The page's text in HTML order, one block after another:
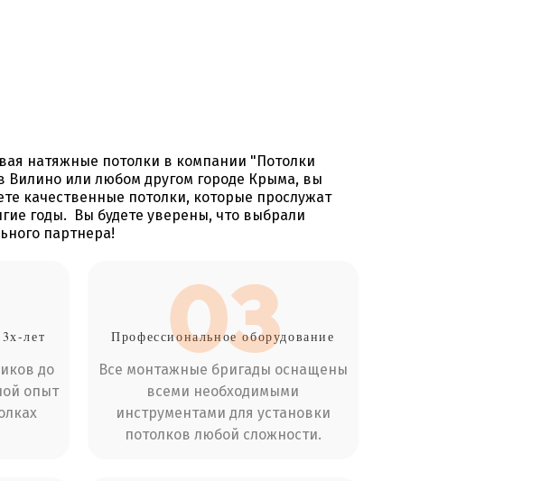
натяжные потолки в компании "Потолки
Вилино или любом другом городе Крыма, вы
качественные потолки, которые прослужат
годы. Вы будете уверены, что выбрали
партнера!
лет
до
опыт
03
Профессиональное оборудование
Все монтажные бригады оснащены
всеми необходимыми
инструментами для установки
потолков любой сложности.